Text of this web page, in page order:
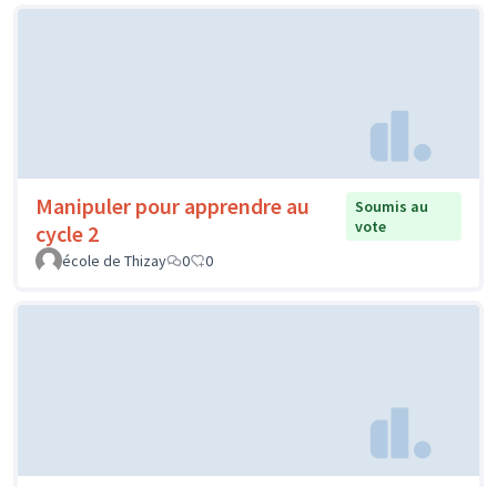
Manipuler pour apprendre au
cycle 2
Soumis au
vote
école de Thizay
0 0